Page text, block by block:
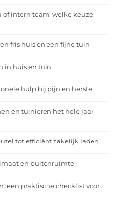
intern team: welke keuze
fris huis en een fijne tuin
in huis en tuin
hulp bij pijn en herstel
en tuinieren het hele jaar
tot efficiënt zakelijk laden
en buitenruimte
een praktische checklist voor